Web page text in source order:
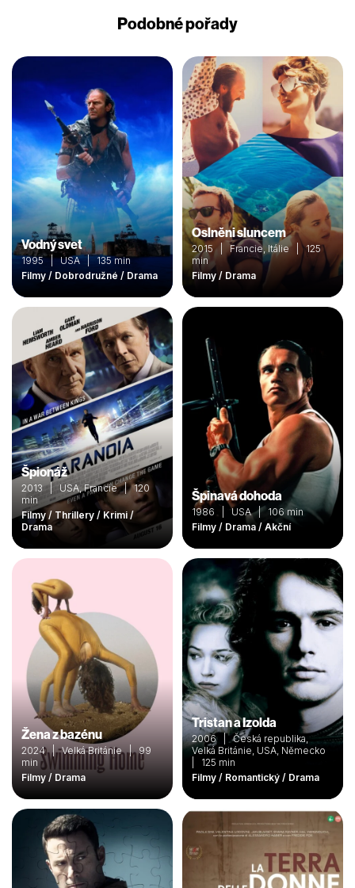
Podobné pořady
Vodný svet
1995 | USA | 135 min
Filmy / Dobrodružné / Drama
Oslněni sluncem
2015 | Francie, Itálie | 125
min
Filmy / Drama
Špionáž
2013 | USA, Francie | 120
min
Filmy / Thrillery / Krimi /
Drama
Špinavá dohoda
1986 | USA | 106 min
Filmy / Drama / Akční
Žena z bazénu
2024 | Velká Británie | 99
min
Filmy / Drama
Tristan a Izolda
2006 | Česká republika,
Velká Británie, USA, Německo
| 125 min
Filmy / Romantický / Drama